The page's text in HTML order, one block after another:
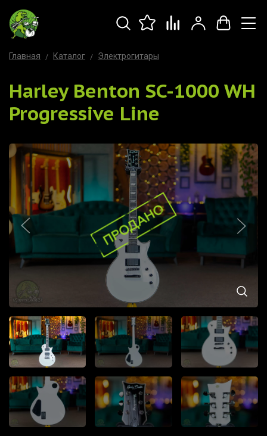
Главная Каталог Электрогитары
Harley Benton SC-1000 WH
Progressive Line